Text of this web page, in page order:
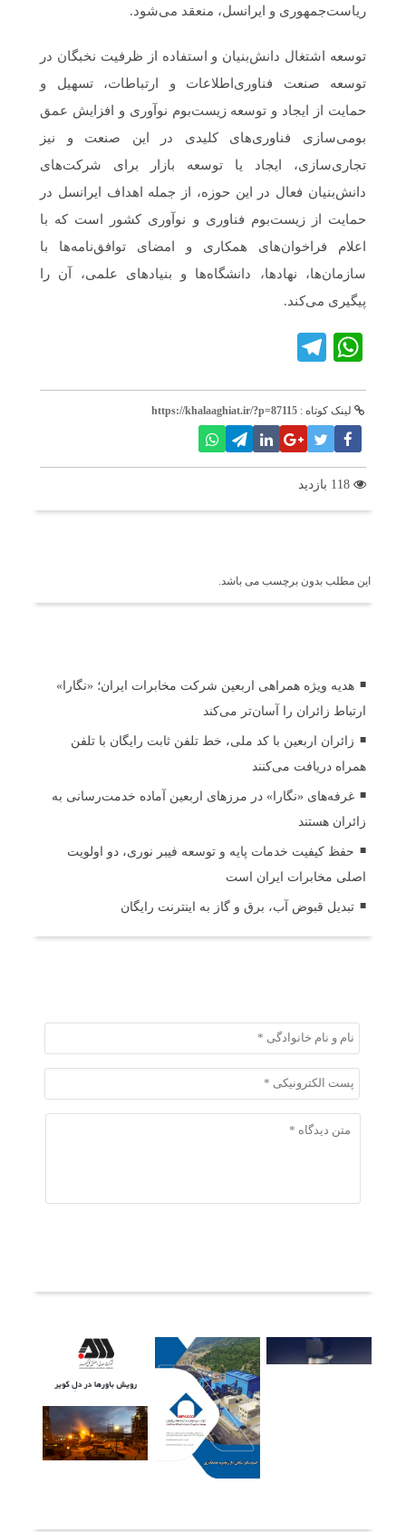
ریاست‌جمهوری و ایرانسل، منعقد می‌شود.
توسعه اشتغال دانش‌بنیان و استفاده از ظرفیت نخبگان در
توسعه صنعت فناوری‌اطلاعات و ارتباطات، تسهیل و
حمایت از ایجاد و توسعه زیست‌بوم نوآوری و افزایش عمق
بومی‌سازی فناوری‌های کلیدی در این صنعت و نیز
تجاری‌سازی، ایجاد یا توسعه بازار برای شرکت‌های
دانش‌بنیان فعال در این حوزه، از جمله اهداف ایرانسل در
حمایت از زیست‌بوم فناوری و نوآوری کشور است که با
اعلام فراخوان‌های همکاری و امضای توافق‌نامه‌ها با
سازمان‌ها، نهادها، دانشگاه‌ها و بنیادهای علمی، آن‌ را
پیگیری می‌کند.
WhatsApp
لینک کوتاه : https://khalaaghiat.ir/?p=87115
این مطلب بدون برچسب می باشد.
هدیه ویژه همراهی اربعین شرکت مخابرات ایران؛ «نگارا»
ارتباط زائران را آسان‌تر می‌کند
زائران اربعین با کد ملی، خط تلفن ثابت رایگان با تلفن
همراه دریافت می‌کنند
غرفه‌های «نگارا» در مرزهای اربعین آماده خدمت‌رسانی به
زائران هستند
حفظ کیفیت خدمات پایه و توسعه فیبر نوری، دو اولویت
اصلی مخابرات ایران است
تبدیل قبوض آب، برق و گاز به اینترنت رایگان